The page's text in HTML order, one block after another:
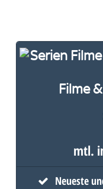
Filme
mtl.
Neueste